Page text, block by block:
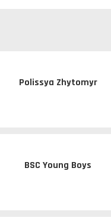
Polissya Zhytomyr
BSC Young Boys